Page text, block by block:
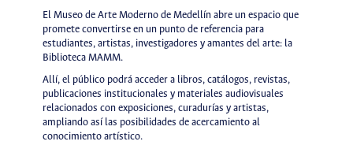
El Museo de Arte Moderno de Medellín abre un espacio que
promete convertirse en un punto de referencia para
estudiantes, artistas, investigadores y amantes del arte: la
Biblioteca MAMM.
Allí, el público podrá acceder a libros, catálogos, revistas,
publicaciones institucionales y materiales audiovisuales
relacionados con exposiciones, curadurías y artistas,
ampliando así las posibilidades de acercamiento al
conocimiento artístico.